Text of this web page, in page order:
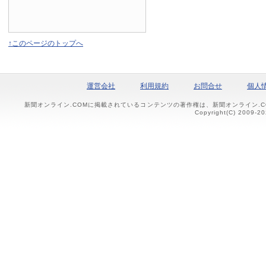
↑このページのトップへ
運営会社 利用規約 お問合せ 個人
新聞オンライン.COMに掲載されているコンテンツの著作権は、新聞オンライン
Copyright(C) 2009-